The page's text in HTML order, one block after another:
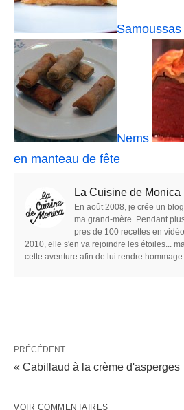
Nems
en manteau de fête
La Cuisine de Monica
En août 2008, je crée un
ma grand-mère. Pendant
pres de 100 recettes en
2010, elle s'en va rejoindre les étoiles...
cette aventure afin de lui rendre hommage.
PRÉCÉDENT
« Cabillaud à la crème d'asperges
VOIR COMMENTAIRES